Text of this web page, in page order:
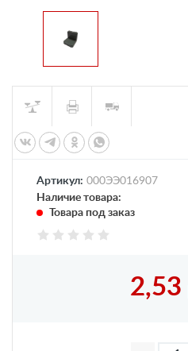
Артикул: 000ЭЭ016907
Наличие товара:
Товара под заказ
2,53